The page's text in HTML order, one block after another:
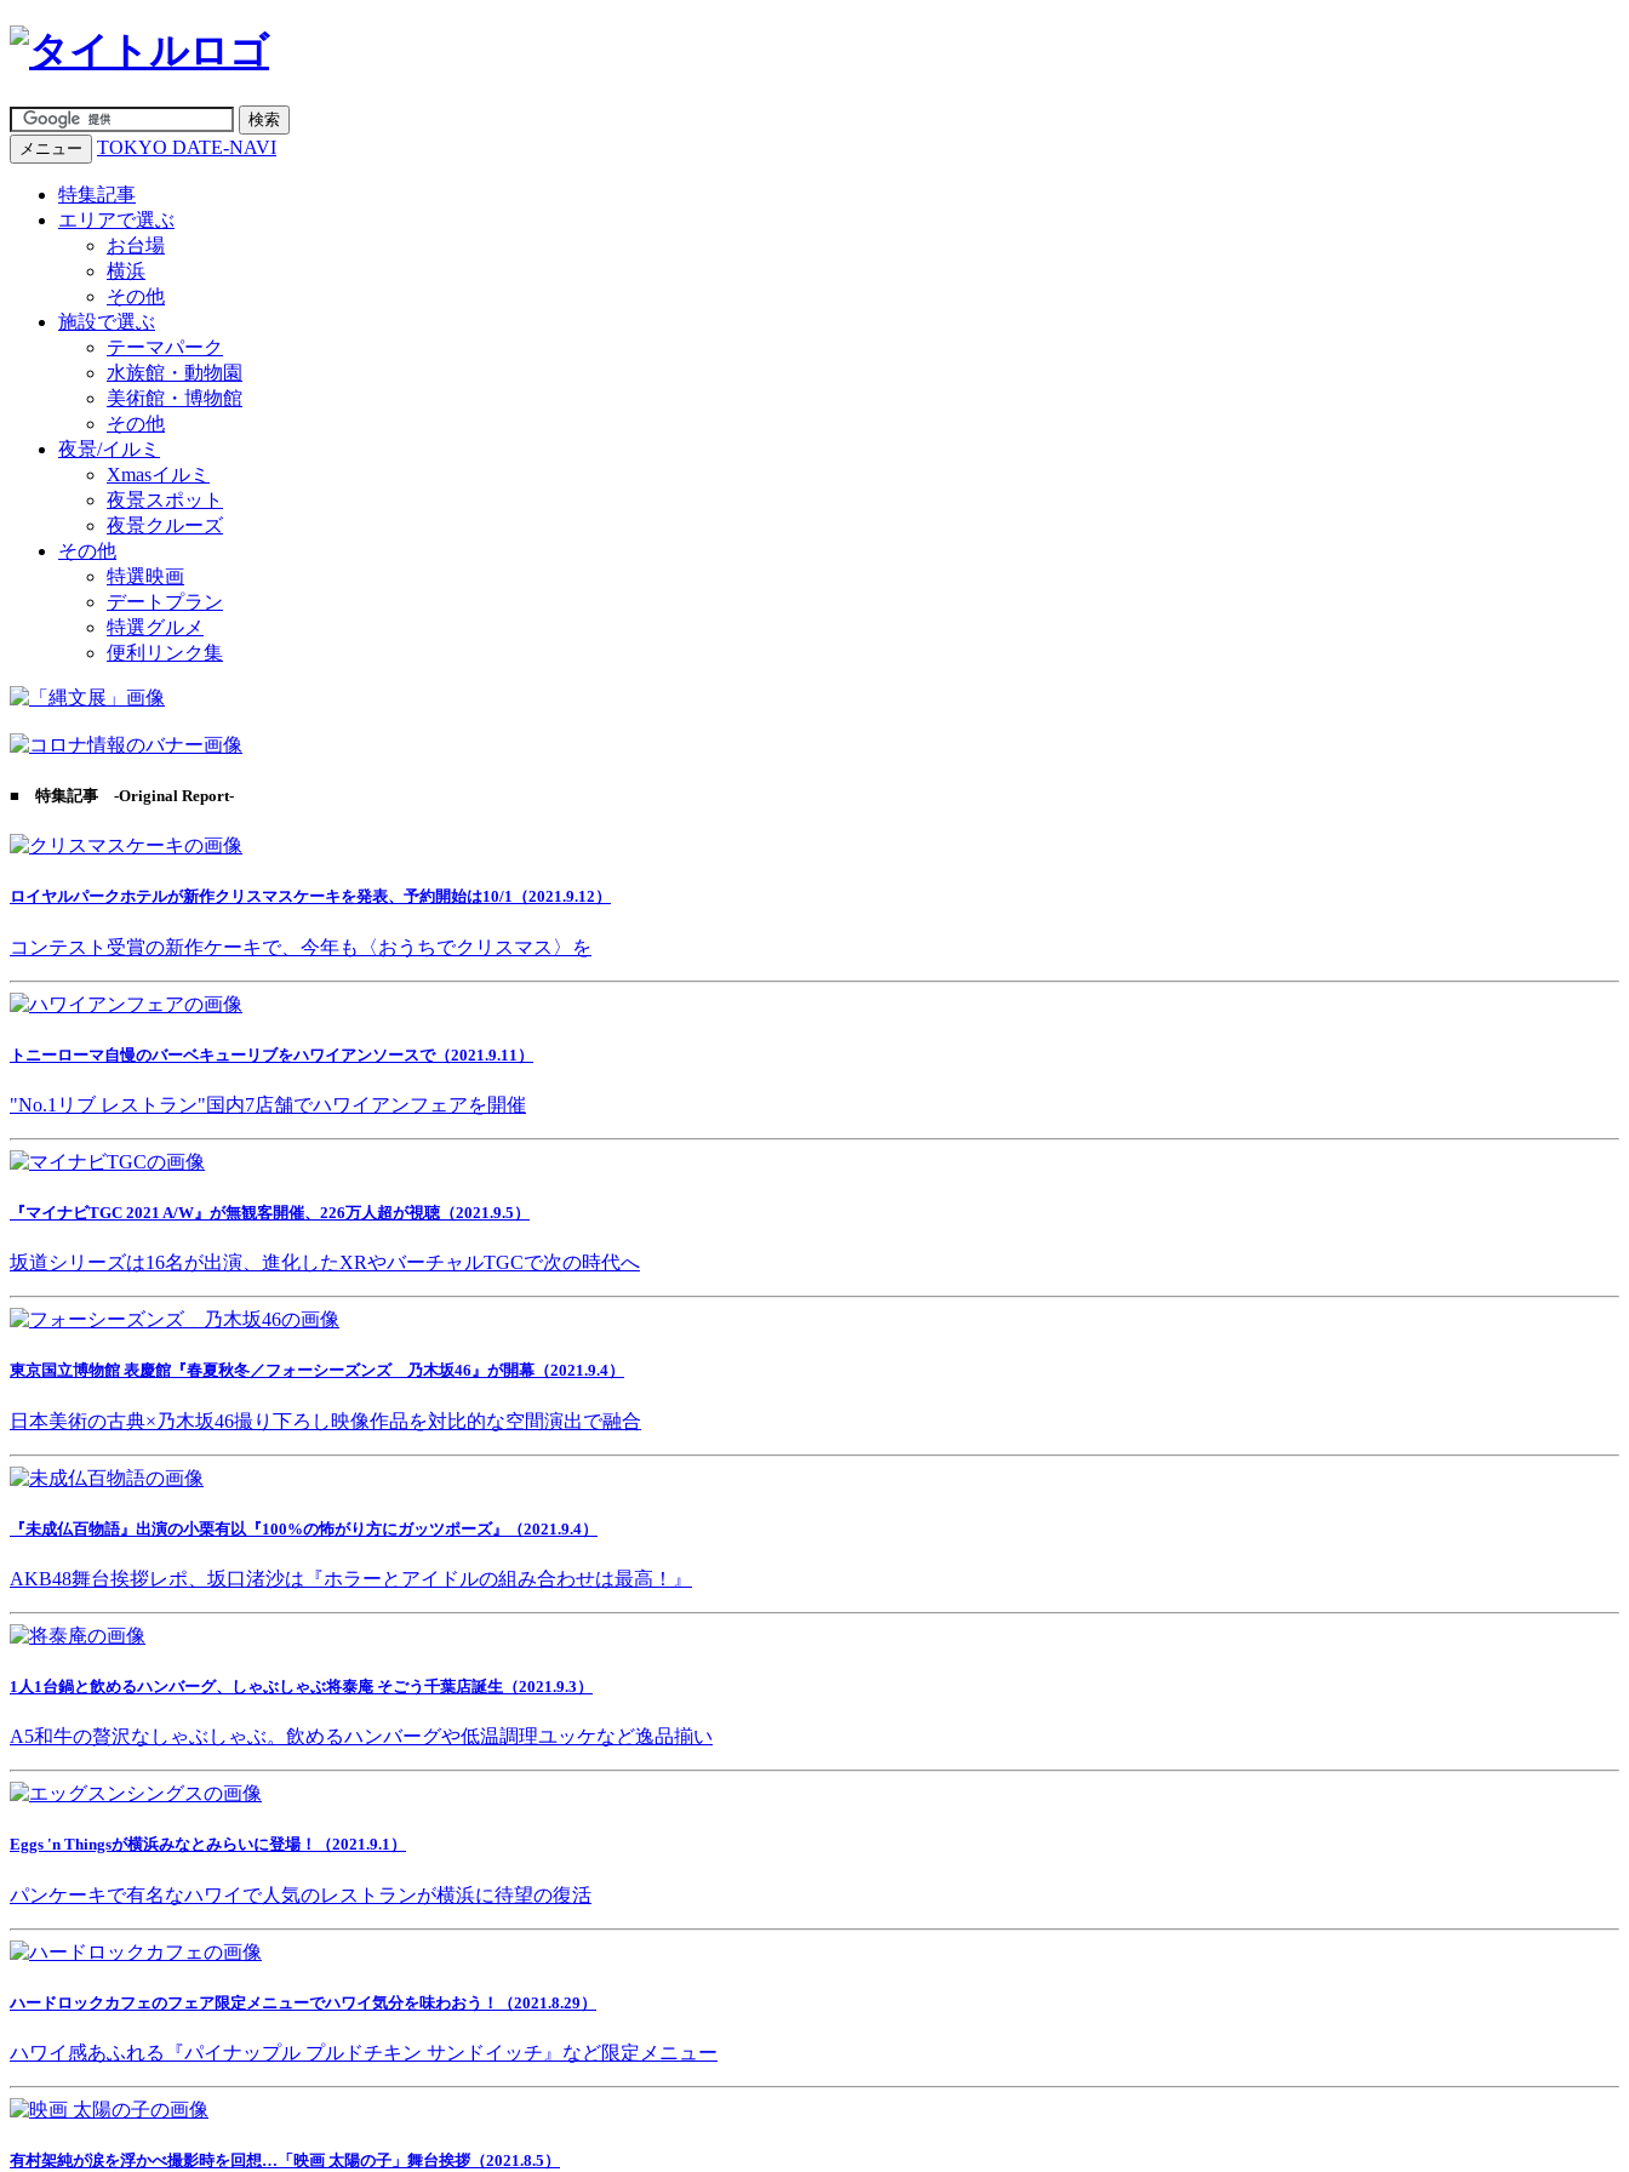
メニュー TOKYO DATE-NAVI
特集記事
エリアで選ぶ
お台場
横浜
その他
施設で選ぶ
テーマパーク
水族館・動物園
美術館・博物館
その他
夜景/イルミ
Xmasイルミ
夜景スポット
夜景クルーズ
その他
特選映画
デートプラン
特選グルメ
便利リンク集
■ 特集記事 -Original Report-
ロイヤルパークホテルが新作クリスマスケーキを発表、予約開始は10/1（2021.9.12）
コンテスト受賞の新作ケーキで、今年も〈おうちでクリスマス〉を
トニーローマ自慢のバーベキューリブをハワイアンソースで（2021.9.11）
"No.1リブ レストラン"国内7店舗でハワイアンフェアを開催
『マイナビTGC 2021 A/W』が無観客開催、226万人超が視聴（2021.9.5）
坂道シリーズは16名が出演、進化したXRやバーチャルTGCで次の時代へ
東京国立博物館 表慶館『春夏秋冬／フォーシーズンズ 乃木坂46』が開幕（2021.9.4）
日本美術の古典×乃木坂46撮り下ろし映像作品を対比的な空間演出で融合
『未成仏百物語』出演の小栗有以『100%の怖がり方にガッツポーズ』（2021.9.4）
AKB48舞台挨拶レポ、坂口渚沙は『ホラーとアイドルの組み合わせは最高！』
1人1台鍋と飲めるハンバーグ、しゃぶしゃぶ将泰庵 そごう千葉店誕生（2021.9.3）
A5和牛の贅沢なしゃぶしゃぶ。飲めるハンバーグや低温調理ユッケなど逸品揃い
Eggs 'n Thingsが横浜みなとみらいに登場！（2021.9.1）
パンケーキで有名なハワイで人気のレストランが横浜に待望の復活
ハードロックカフェのフェア限定メニューでハワイ気分を味わおう！（2021.8.29）
ハワイ感あふれる『パイナップル プルドチキン サンドイッチ』など限定メニュー
有村架純が涙を浮かべ撮影時を回想…「映画 太陽の子」舞台挨拶（2021.8.5）